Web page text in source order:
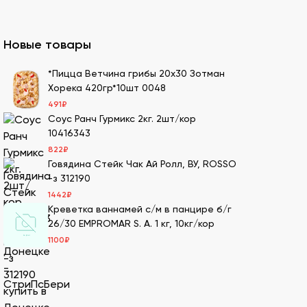
оптовой партией в нашей компании.
20-летний опыт в этой сфере, поэтому
Мы дорожим репутацией и заботимся о
продукции.
здесь можно сделать онлайн-заказ –
с оптимальными условиями хранения –
заказов, обеспечивая свежесть
Новые товары
*Пицца Ветчина грибы 20х30 Зотман
Хорека 420гр*10шт 0048
491₽
Соус Ранч Гурмикс 2кг. 2шт/кор
10416343
822₽
Говядина Стейк Чак Ай Ролл, ВУ, ROSSO
-з 312190
1442₽
Креветка ваннамей с/м в панцире б/г
26/30 EMPROMAR S. A. 1 кг, 10кг/кор
1100₽